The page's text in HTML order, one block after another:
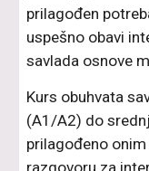
prilagođen
uspešno obavi
savlada osnove
Kurs obuhvata
(A1/A2) do
prilagođeno
razgovoru za